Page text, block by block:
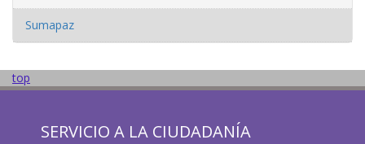
Sumapaz
top
SERVICIO A LA CIUDADANÍA